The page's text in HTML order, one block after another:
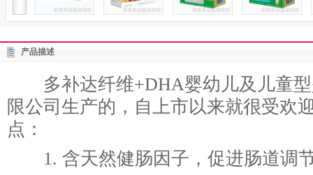
产品描述
多补达纤维+DHA婴幼儿及儿童型
限公司生产的，自上市以来就很受欢
点：
1. 含天然健肠因子，促进肠道调